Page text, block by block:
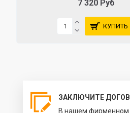
7 320 Руб
КУПИТЬ
ЗАКЛЮЧИТЕ
В нашем фирменном